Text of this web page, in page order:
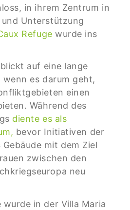
in ihrem Zentrum in
Unterstützung
Refuge wurde ins
auf eine lange
es darum geht,
einen
Während des
diente es als
bevor Initiativen der
mit dem Ziel
zwischen den
neu
wurde in der Villa Maria